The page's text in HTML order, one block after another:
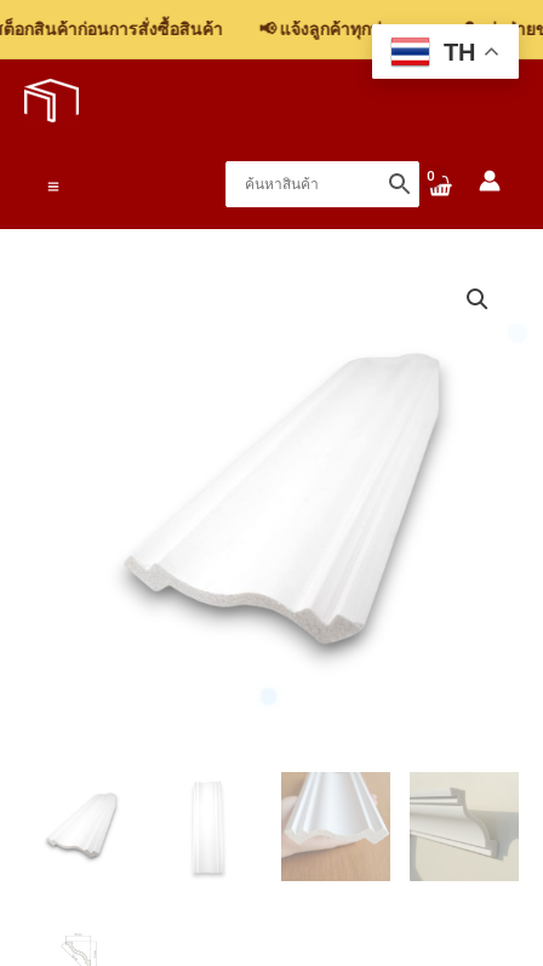
อกสินค้าก่อนการสั่งซื้อสินค้า 📢 แจ้งลูกค้าทุกท่าน: รบกวนติดต่อฝ่าย
TH
(PS)
CE3005-
17mmx100mmx2.40m